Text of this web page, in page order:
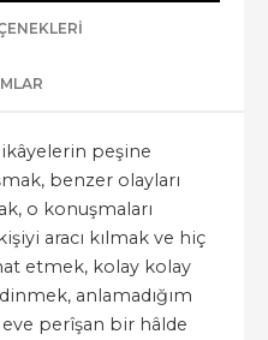
hikâyelerin peşine
benzer olayları
o konuşmaları
aracı kılmak ve hiç
etmek, kolay kolay
anlamadığım
perîşan bir hâlde